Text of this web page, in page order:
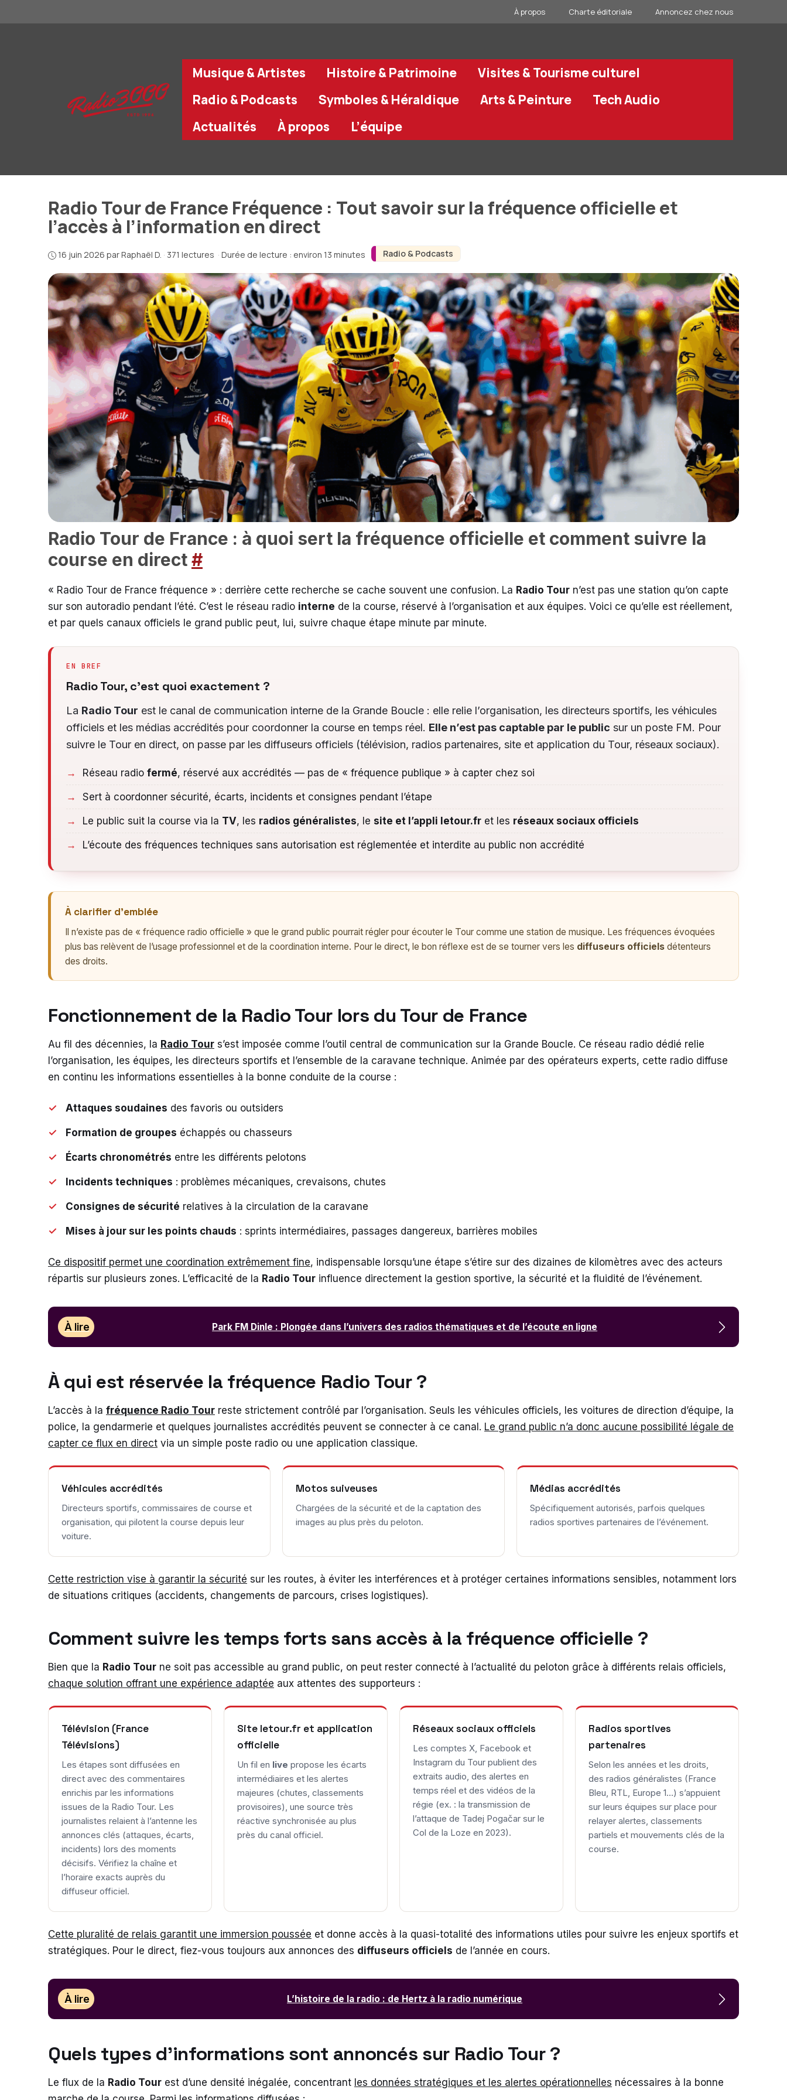
au
À propos Charte éditoriale Annoncez chez nous
Musique & Artistes Histoire & Patrimoine
Visites & Tourisme culturel
Radio & Podcasts
Symboles & Héraldique Arts & Peinture
Tech Audio
Actualités
À propos L’équipe
Radio & Podcasts
Radio Tour de France Fréquence : Tout savoir sur la fréquence officielle et
l’accès à l’information en direct
16 juin 2026 parRaphaël D. · 371 lectures · Durée de lecture : environ 13 minutes
Radio Tour de France : à quoi sert la fréquence officielle et comment suivre la
course en direct#
« Radio Tour de France fréquence » : derrière cette recherche se cache souvent une confusion. La Radio Tour n’est pas une station qu’on capte
sur son autoradio pendant l’été. C’est le réseau radio interne de la course, réservé à l’organisation et aux équipes. Voici ce qu’elle est réellement,
et par quels canaux officiels le grand public peut, lui, suivre chaque étape minute par minute.
EN BREF
Radio Tour, c’est quoi exactement ?
La Radio Tour est le canal de communication interne de la Grande Boucle : elle relie l’organisation, les directeurs sportifs, les véhicules
officiels et les médias accrédités pour coordonner la course en temps réel. Elle n’est pas captable par le public sur un poste FM. Pour
suivre le Tour en direct, on passe par les diffuseurs officiels (télévision, radios partenaires, site et application du Tour, réseaux sociaux).
Réseau radio fermé, réservé aux accrédités — pas de « fréquence publique » à capter chez soi
Sert à coordonner sécurité, écarts, incidents et consignes pendant l’étape
Le public suit la course via la TV, les radios généralistes, le site et l’appli letour.fr et les réseaux sociaux officiels
L’écoute des fréquences techniques sans autorisation est réglementée et interdite au public non accrédité
À clarifier d’emblée
Il n’existe pas de « fréquence radio officielle » que le grand public pourrait régler pour écouter le Tour comme une station de musique. Les fréquences évoquées
plus bas relèvent de l’usage professionnel et de la coordination interne. Pour le direct, le bon réflexe est de se tourner vers les diffuseurs officiels détenteurs
des droits.
Fonctionnement de la Radio Tour lors du Tour de France
Au fil des décennies, la Radio Tour s’est imposée comme l’outil central de communication sur la Grande Boucle. Ce réseau radio dédié relie
l’organisation, les équipes, les directeurs sportifs et l’ensemble de la caravane technique. Animée par des opérateurs experts, cette radio diffuse
en continu les informations essentielles à la bonne conduite de la course :
Attaques soudaines des favoris ou outsiders
Formation de groupes échappés ou chasseurs
Écarts chronométrés entre les différents pelotons
Incidents techniques : problèmes mécaniques, crevaisons, chutes
Consignes de sécurité relatives à la circulation de la caravane
Mises à jour sur les points chauds : sprints intermédiaires, passages dangereux, barrières mobiles
Ce dispositif permet une coordination extrêmement fine, indispensable lorsqu’une étape s’étire sur des dizaines de kilomètres avec des acteurs
répartis sur plusieurs zones. L’efficacité de la Radio Tour influence directement la gestion sportive, la sécurité et la fluidité de l’événement.
À lire Park FM Dinle : Plongée dans l’univers des radios thématiques et de l’écoute en ligne
À qui est réservée la fréquence Radio Tour ?
L’accès à la fréquence Radio Tour reste strictement contrôlé par l’organisation. Seuls les véhicules officiels, les voitures de direction d’équipe, la
police, la gendarmerie et quelques journalistes accrédités peuvent se connecter à ce canal. Le grand public n’a donc aucune possibilité légale de
capter ce flux en direct via un simple poste radio ou une application classique.
Véhicules accrédités
Directeurs sportifs, commissaires de course et
organisation, qui pilotent la course depuis leur
voiture.
Motos suiveuses
Chargées de la sécurité et de la captation des
images au plus près du peloton.
Médias accrédités
Spécifiquement autorisés, parfois quelques
radios sportives partenaires de l’événement.
Cette restriction vise à garantir la sécurité sur les routes, à éviter les interférences et à protéger certaines informations sensibles, notamment lors
de situations critiques (accidents, changements de parcours, crises logistiques).
Comment suivre les temps forts sans accès à la fréquence officielle ?
Bien que la Radio Tour ne soit pas accessible au grand public, on peut rester connecté à l’actualité du peloton grâce à différents relais officiels,
chaque solution offrant une expérience adaptée aux attentes des supporteurs :
Télévision (France
Télévisions)
Les étapes sont diffusées en
direct avec des commentaires
enrichis par les informations
issues de la Radio Tour. Les
journalistes relaient à l’antenne les
annonces clés (attaques, écarts,
incidents) lors des moments
décisifs. Vérifiez la chaîne et
l’horaire exacts auprès du
diffuseur officiel.
Site letour.fr et application
officielle
Un fil en live propose les écarts
intermédiaires et les alertes
majeures (chutes, classements
provisoires), une source très
réactive synchronisée au plus
près du canal officiel.
Réseaux sociaux officiels
Les comptes X, Facebook et
Instagram du Tour publient des
extraits audio, des alertes en
temps réel et des vidéos de la
régie (ex. : la transmission de
l’attaque de Tadej Pogačar sur le
Col de la Loze en 2023).
Radios sportives
partenaires
Selon les années et les droits,
des radios généralistes (France
Bleu, RTL, Europe 1…) s’appuient
sur leurs équipes sur place pour
relayer alertes, classements
partiels et mouvements clés de la
course.
Cette pluralité de relais garantit une immersion poussée et donne accès à la quasi-totalité des informations utiles pour suivre les enjeux sportifs et
stratégiques. Pour le direct, fiez-vous toujours aux annonces des diffuseurs officiels de l’année en cours.
À lire L’histoire de la radio : de Hertz à la radio numérique
Quels types d’informations sont annoncés sur Radio Tour ?
Le flux de la Radio Tour est d’une densité inégalée, concentrant les données stratégiques et les alertes opérationnelles nécessaires à la bonne